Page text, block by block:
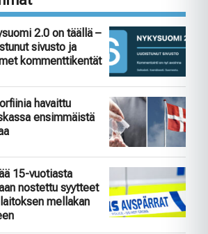
2.0 on täällä –
sivusto ja
kommenttikentät
havaittu
ensimmäistä
15-vuotiasta
nostettu syytteet
mellakan